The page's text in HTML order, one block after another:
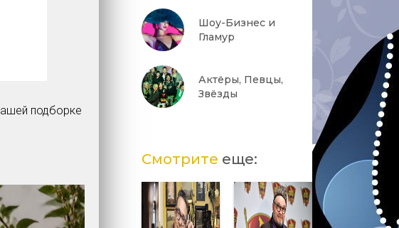
подборке
Шоу-Бизнес и
Гламур
Актёры, Певцы,
Звёзды
Смотрите еще: